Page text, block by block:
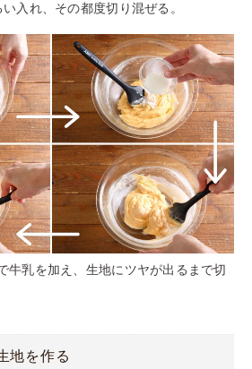
入れ、その都度切り混ぜる。
牛乳を加え、生地にツヤが出るまで切
地を作る